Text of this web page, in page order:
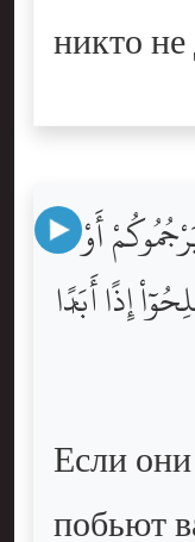
никто не
أَوْ
إِذًا أَبَدًۭا
Если
побьют